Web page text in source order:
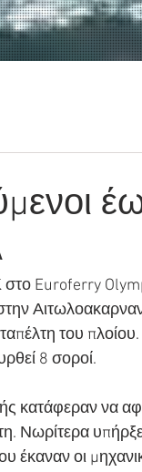
Euroferry
του
8 σοροί.
κατάφεραν να
Νωρίτερα
έκαναν οι